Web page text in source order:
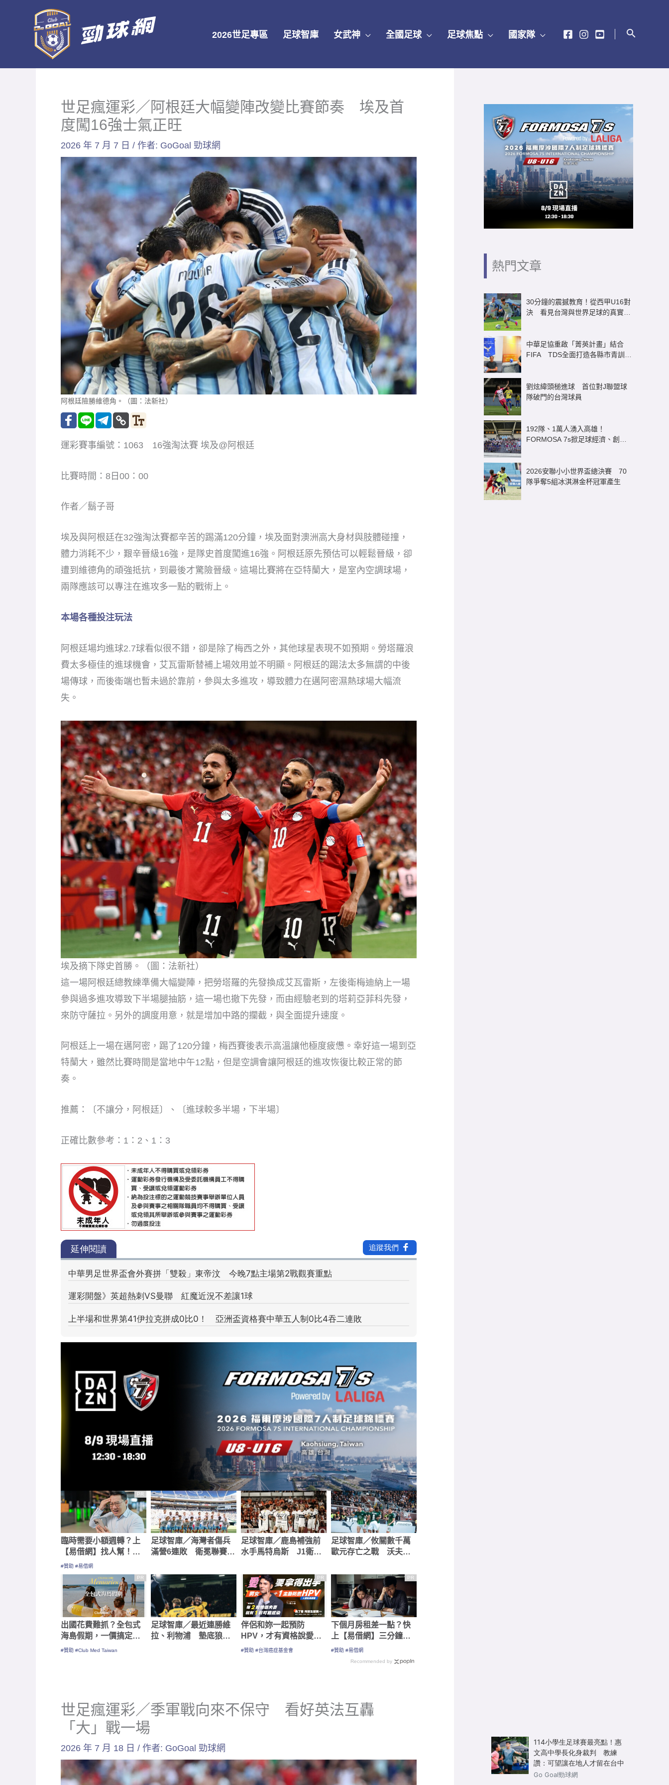
2026世足專區 足球智庫 女武神 全國足球 足球焦點 國家隊
世足瘋運彩／阿根廷大幅變陣改變比賽節奏 埃及首
度闖16強士氣正旺
2026 年 7 月 7 日 / 作者: GoGoal 勁球網
阿根廷險勝維德角。（圖：法新社）
運彩賽事編號：1063 16強淘汰賽 埃及@阿根廷
比賽時間：8日00：00
作者／鬍子哥
埃及與阿根廷在32強淘汰賽都辛苦的踢滿120分鐘，埃及面對澳洲高大身材與肢體碰撞，
體力消耗不少，艱辛晉級16強，是隊史首度闖進16強。阿根廷原先預估可以輕鬆晉級，卻
遭到維德角的頑強抵抗，到最後才驚險晉級。這場比賽將在亞特蘭大，是室內空調球場，
兩隊應該可以專注在進攻多一點的戰術上。
本場各種投注玩法
阿根廷場均進球2.7球看似很不錯，卻是除了梅西之外，其他球星表現不如預期。勞塔羅浪
費太多極佳的進球機會，艾瓦雷斯替補上場效用並不明顯。阿根廷的踢法太多無謂的中後
場傳球，而後衛端也暫未過於靠前，參與太多進攻，導致體力在邁阿密濕熱球場大幅流
失。
埃及摘下隊史首勝。（圖：法新社）
這一場阿根廷總教練準備大幅變陣，把勞塔羅的先發換成艾瓦雷斯，左後衛梅迪納上一場
參與過多進攻導致下半場腿抽筋，這一場也撤下先發，而由經驗老到的塔莉亞菲科先發，
來防守薩拉。另外的調度用意，就是增加中路的攔截，與全面提升速度。
阿根廷上一場在邁阿密，踢了120分鐘，梅西賽後表示高溫讓他極度疲憊。幸好這一場到亞
特蘭大，雖然比賽時間是當地中午12點，但是空調會讓阿根廷的進攻恢復比較正常的節
奏。
推薦：〔不讓分，阿根廷〕、〔進球較多半場，下半場〕
正確比數參考：1：2、1：3
PR
臨時需要小額週轉？上
【易借網】找人幫！資
金快速到位
#贊助 #易借網
足球智庫／海灣者傷兵
滿營6連敗 衛冕聯賽盃
足球智庫／鹿島補強前
水手馬特烏斯 J1衛冕
足球智庫／攸關數千萬
歐元存亡之戰 沃夫斯
PR
出國花費難抓？全包式
海島假期，一價搞定食
宿玩樂，省錢更省心！
#贊助 #Club Med Taiwan
足球智庫／最近連勝維
拉、利物浦 墊底狼戰
PR
伴侶和妳一起預防
HPV，才有資格說愛
妳！
#贊助 #台灣癌症基金會
PR
下個月房租差一點？快
上【易借網】三分鐘解
決燃眉之急
#贊助 #易借網
Recommended by
熱門文章
30分鐘的震撼教育！從西甲U16對
決 看見台灣與世界足球的真實差
中華足協重啟「菁英計畫」結合
FIFA TDS全面打造各縣市青訓體
劉炫緯頭槌進球 首位對J聯盟球
隊破門的台灣球員
192隊、1萬人湧入高雄！
FORMOSA 7s掀足球經濟、創造
2026安聯小小世界盃總決賽 70
隊爭奪5組冰淇淋金杯冠軍產生
世足瘋運彩／季軍戰向來不保守 看好英法互轟
「大」戰一場
2026 年 7 月 18 日 / 作者: GoGoal 勁球網